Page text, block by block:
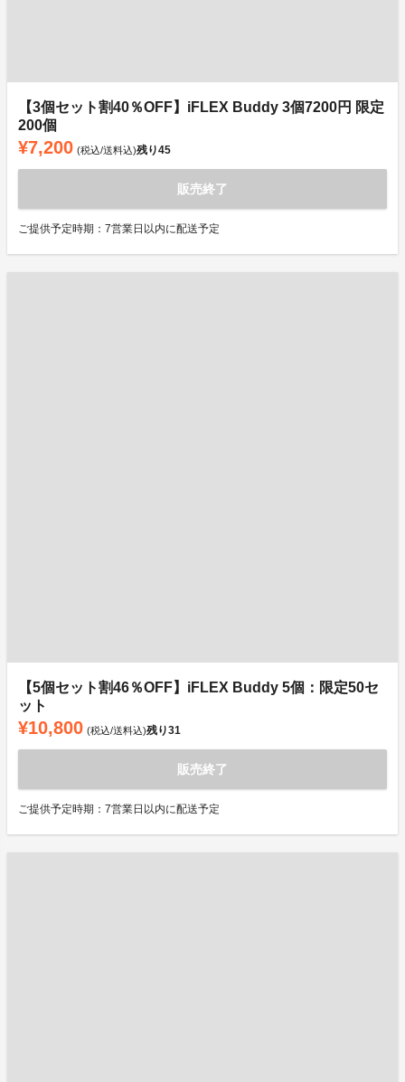
【3個セット割40％OFF】iFLEX Buddy 3個7200円 限定
200個
¥7,200 (税込/送料込)残り45
販売終了
ご提供予定時期：7営業日以内に配送予定
【5個セット割46％OFF】iFLEX Buddy 5個：限定50セ
ット
¥10,800 (税込/送料込)残り31
販売終了
ご提供予定時期：7営業日以内に配送予定